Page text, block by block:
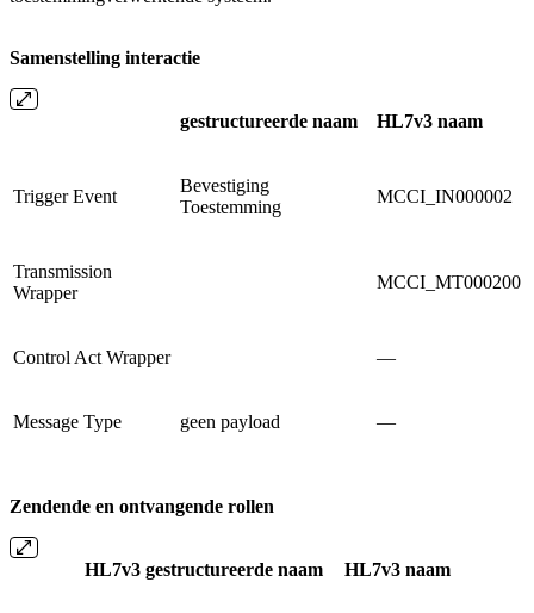
Samenstelling interactie
gestructureerde naam HL7v3 naam
Trigger Event
Bevestiging
Toestemming
MCCI_IN000002
Transmission
Wrapper
MCCI_MT000200
Control Act Wrapper —
Message Type geen payload —
Zendende en ontvangende rollen
HL7v3 gestructureerde naam HL7v3 naam